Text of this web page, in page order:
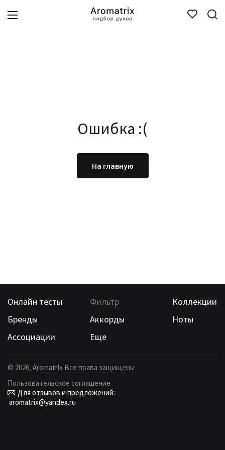
Ошибка :(
На главную
Онлайн тесты Фильтр
Коллекции
Бренды
Аккорды
Ноты
Ассоциации
Еще
© 2026, Aromatrix Все права защищены
Пользовательское соглашение
Для отзывов и предложений:
aromatrix@yandex.ru